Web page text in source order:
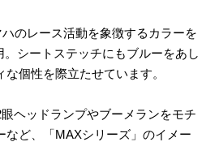
のレース活動を象徴するカラーを
。シートステッチにもブルーをあし
個性を際立たせています。
ヘッドランプやブーメランをモチ
など、「MAXシリーズ」のイメー